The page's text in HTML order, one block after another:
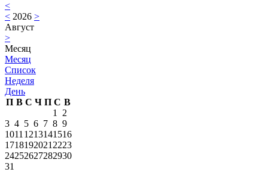
<
< 2026 >
Август
>
Месяц
Месяц
Список
Неделя
День
П В С Ч П С В
1
2
3 4 5 6 7 8 9
1011 1213141516
1718192021 2223
24252627282930
31